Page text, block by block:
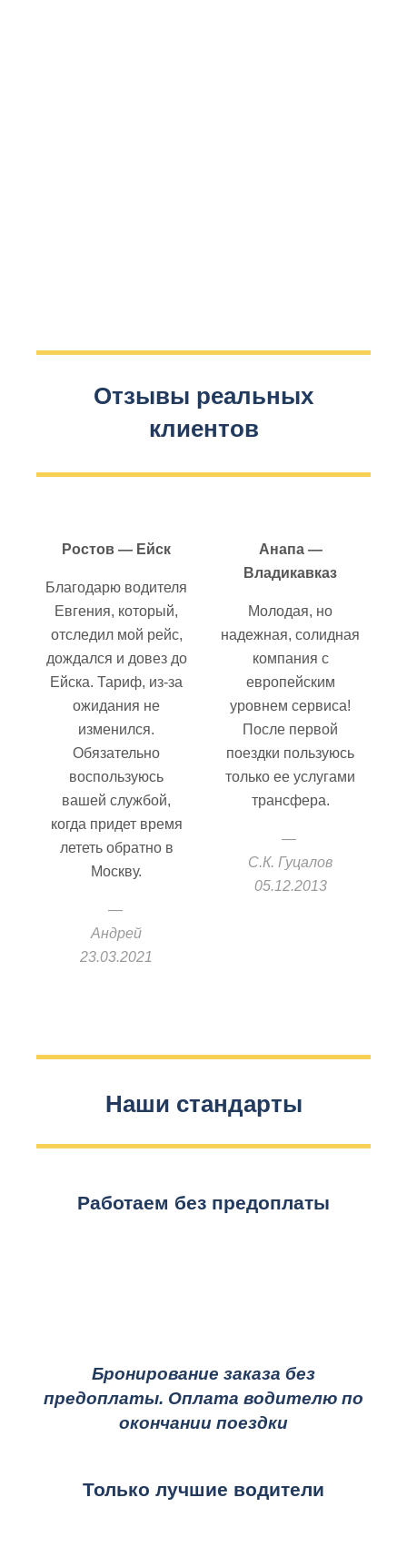
Отзывы реальных
клиентов
Ростов — Ейск
Благодарю водителя
Евгения, который,
отследил мой рейс,
дождался и довез до
Ейска. Тариф, из-за
ожидания не
изменился.
Обязательно
воспользуюсь
вашей службой,
когда придет время
лететь обратно в
Москву.
Андрей
23.03.2021
Анапа —
Владикавказ
Молодая, но
надежная, солидная
компания с
европейским
уровнем сервиса!
После первой
поездки пользуюсь
только ее услугами
трансфера.
С.К. Гуцалов
05.12.2013
Наши стандарты
Работаем без предоплаты
Бронирование заказа без
предоплаты. Оплата водителю по
окончании поездки
Только лучшие водители